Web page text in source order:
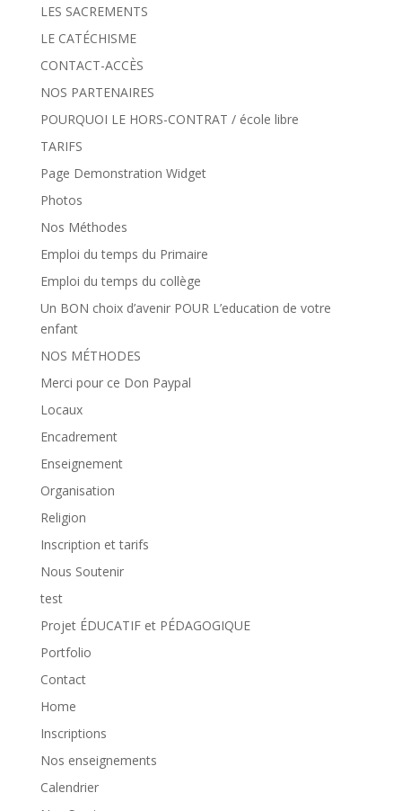
LES SACREMENTS
LE CATÉCHISME
CONTACT-ACCÈS
NOS PARTENAIRES
POURQUOI LE HORS-CONTRAT / école libre
TARIFS
Page Demonstration Widget
Photos
Nos Méthodes
Emploi du temps du Primaire
Emploi du temps du collège
Un BON choix d’avenir POUR L’education de votre
enfant
NOS MÉTHODES
Merci pour ce Don Paypal
Locaux
Encadrement
Enseignement
Organisation
Religion
Inscription et tarifs
Nous Soutenir
test
Projet ÉDUCATIF et PÉDAGOGIQUE
Portfolio
Contact
Home
Inscriptions
Nos enseignements
Calendrier